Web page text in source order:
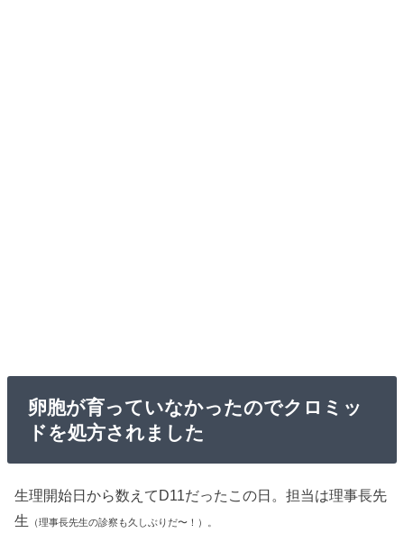
卵胞が育っていなかったのでクロミッ
ドを処方されました
生理開始日から数えてD11だったこの日。担当は理事長先
生
（理事長先生の診察も久しぶりだ〜！）。